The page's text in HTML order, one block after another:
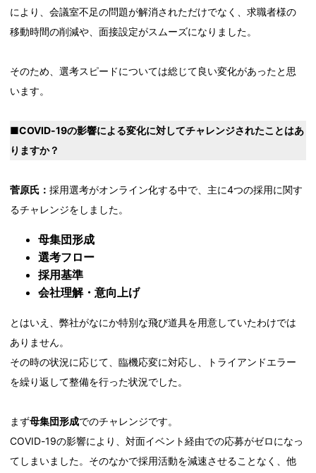
により、会議室不足の問題が解消されただけでなく、求職者様の
移動時間の削減や、面接設定がスムーズになりました。
そのため、選考スピードについては総じて良い変化があったと思
います。
■COVID-19の影響による変化に対してチャレンジされたことはあ
りますか？
菅原氏：採用選考がオンライン化する中で、主に4つの採用に関す
るチャレンジをしました。
母集団形成
選考フロー
採用基準
会社理解・意向上げ
とはいえ、弊社がなにか特別な飛び道具を用意していたわけでは
ありません。
その時の状況に応じて、臨機応変に対応し、トライアンドエラー
を繰り返して整備を行った状況でした。
まず母集団形成でのチャレンジです。
COVID-19の影響により、対面イベント経由での応募がゼロになっ
てしまいました。そのなかで採用活動を減速させることなく、他